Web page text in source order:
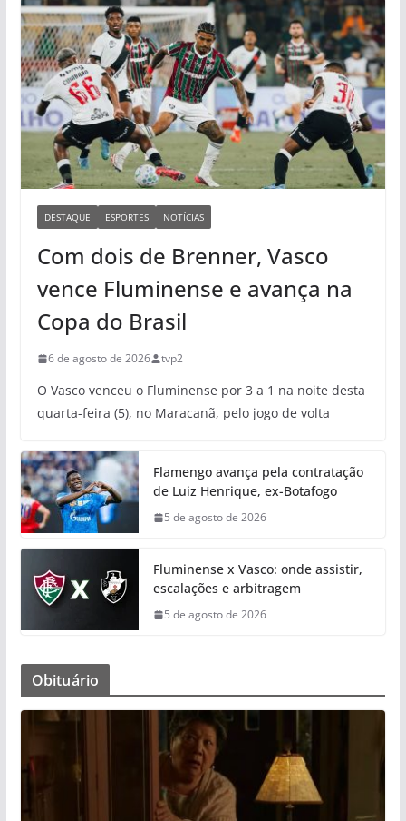
DESTAQUE ESPORTES NOTÍCIAS
Com dois de Brenner, Vasco
vence Fluminense e avança na
Copa do Brasil
6 de agosto de 2026 tvp2
O Vasco venceu o Fluminense por 3 a 1 na noite desta
quarta-feira (5), no Maracanã, pelo jogo de volta
Flamengo avança pela contratação
de Luiz Henrique, ex-Botafogo
5 de agosto de 2026
Fluminense x Vasco: onde assistir,
escalações e arbitragem
5 de agosto de 2026
Obituário